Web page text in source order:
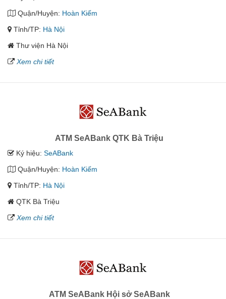
Quận/Huyện: Hoàn Kiếm
Tỉnh/TP: Hà Nội
Thư viện Hà Nội
Xem chi tiết
ATM SeABank QTK Bà Triệu
Ký hiệu: SeABank
Quận/Huyện: Hoàn Kiếm
Tỉnh/TP: Hà Nội
QTK Bà Triệu
Xem chi tiết
ATM SeABank Hội sở SeABank